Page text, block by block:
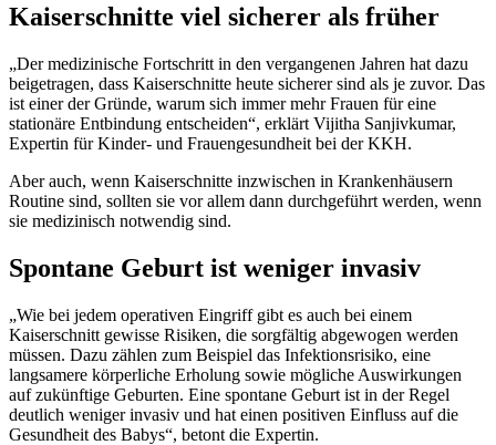
Kaiserschnitte viel sicherer als früher
„Der medizinische Fortschritt in den vergangenen Jahren hat dazu
beigetragen, dass Kaiserschnitte heute sicherer sind als je zuvor. Das
ist einer der Gründe, warum sich immer mehr Frauen für eine
stationäre Entbindung entscheiden“, erklärt Vijitha Sanjivkumar,
Expertin für Kinder- und Frauengesundheit bei der KKH.
Aber auch, wenn Kaiserschnitte inzwischen in Krankenhäusern
Routine sind, sollten sie vor allem dann durchgeführt werden, wenn
sie medizinisch notwendig sind.
Spontane Geburt ist weniger invasiv
„Wie bei jedem operativen Eingriff gibt es auch bei einem
Kaiserschnitt gewisse Risiken, die sorgfältig abgewogen werden
müssen. Dazu zählen zum Beispiel das Infektionsrisiko, eine
langsamere körperliche Erholung sowie mögliche Auswirkungen
auf zukünftige Geburten. Eine spontane Geburt ist in der Regel
deutlich weniger invasiv und hat einen positiven Einfluss auf die
Gesundheit des Babys“, betont die Expertin.